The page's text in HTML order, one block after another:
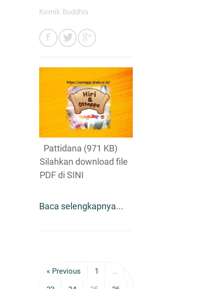
Komik Buddhis
Pattidana (971 KB)
Silahkan download file
PDF di SINI
Baca selengkapnya...
« Previous 1 …